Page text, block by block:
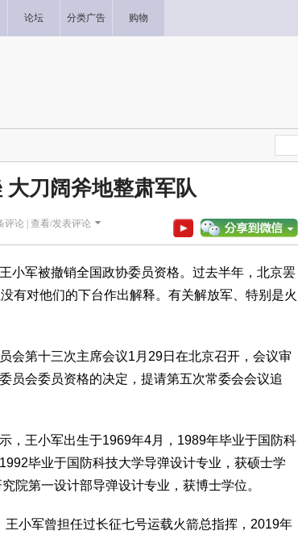
论坛 分类广告 购物
大刀阔斧地整肃军队
评论 | 查看/发表评论
小军被撤销全国政协委员资格。过去半年，北京罢
有对他们的下台作出解释。有关解放军、特别是火
会第十三次主席会议1月29日在北京召开，会议审
员会委员资格的决定，提请第五次常委会会议追
，王小军出生于1969年4月，1989年毕业于国防科
毕业于国防科技大学导弹设计专业，获硕士学
院第一设计部导弹设计专业，获博士学位。
王小军曾担任过长征七号运载火箭总指挥，2019年